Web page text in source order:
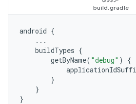
android {
...
buildTypes {
getByName( "debug" )
{
}
}
}